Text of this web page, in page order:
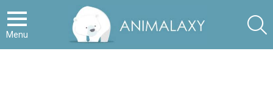
Menu